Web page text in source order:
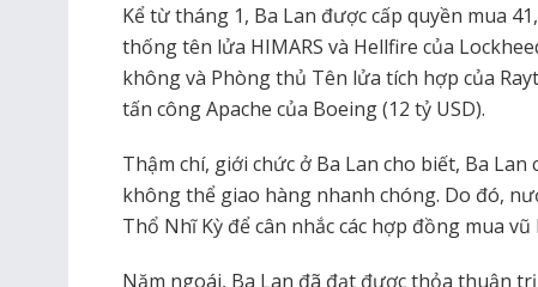
Kể từ tháng 1, Ba Lan được cấp quyền mua
thống tên lửa HIMARS và Hellfire của
không và Phòng thủ Tên lửa tích hợp của
tấn công Apache của Boeing (12 tỷ USD).
Thậm chí, giới chức ở Ba Lan cho biết, Ba
không thể giao hàng nhanh chóng. Do đó,
Thổ Nhĩ Kỳ để cân nhắc các hợp đồng mua vũ
Năm ngoái, Ba Lan đã đạt được thỏa thuận